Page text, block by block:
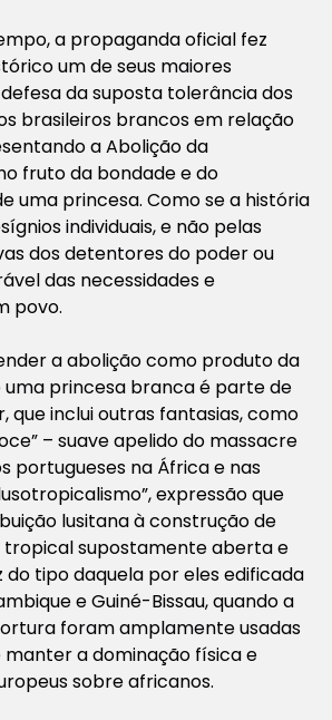
a propaganda oficial fez
um de seus maiores
da suposta tolerância dos
brasileiros brancos em relação
a Abolição da
fruto da bondade e do
uma princesa. Como se a história
individuais, e não pelas
dos detentores do poder ou
das necessidades e
povo.
a abolição como produto da
uma princesa branca é parte de
que inclui outras fantasias, como
– suave apelido do massacre
portugueses na África e nas
expressão que
lusitana à construção de
tropical supostamente aberta e
do tipo daquela por eles edificada
e Guiné-Bissau, quando a
foram amplamente usadas
a dominação física e
sobre africanos.